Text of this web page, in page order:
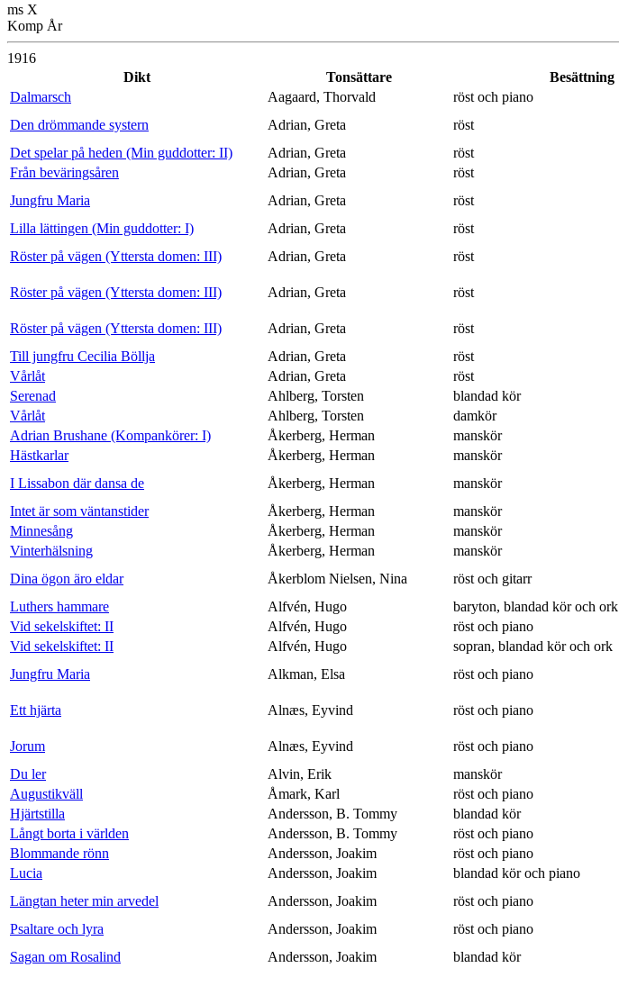
ms X
Komp År
1916
Dikt
Tonsättare Besättning
Dalmarsch
Aagaard, Thorvald röst och piano
Den drömmande systern
Adrian, Greta röst
Det spelar på heden (Min guddotter: II)
Adrian, Greta röst
Från beväringsåren
Adrian, Greta röst
Jungfru Maria
Adrian, Greta röst
Lilla lättingen (Min guddotter: I)
Adrian, Greta röst
Röster på vägen (Yttersta domen: III)
Adrian, Greta röst
Röster på vägen (Yttersta domen: III)
Adrian, Greta röst
Röster på vägen (Yttersta domen: III)
Adrian, Greta röst
Till jungfru Cecilia Böllja
Adrian, Greta röst
Vårlåt
Adrian, Greta röst
Serenad
Ahlberg, Torsten blandad kör
Vårlåt
Ahlberg, Torsten damkör
Adrian Brushane (Kompankörer: I)
Åkerberg, Herman manskör
Hästkarlar
Åkerberg, Herman manskör
I Lissabon där dansa de
Åkerberg, Herman manskör
Intet är som väntanstider
Åkerberg, Herman manskör
Minnesång
Åkerberg, Herman manskör
Vinterhälsning
Åkerberg, Herman manskör
Dina ögon äro eldar
Åkerblom Nielsen, Nina röst och gitarr
Luthers hammare
Alfvén, Hugo baryton, blandad kör och ork
Vid sekelskiftet: II
Alfvén, Hugo röst och piano
Vid sekelskiftet: II
Alfvén, Hugo sopran, blandad kör och ork
Jungfru Maria
Alkman, Elsa röst och piano
Ett hjärta
Alnæs, Eyvind röst och piano
Jorum
Alnæs, Eyvind röst och piano
Du ler
Alvin, Erik manskör
Augustikväll
Åmark, Karl röst och piano
Hjärtstilla
Andersson, B. Tommy blandad kör
Långt borta i världen
Andersson, B. Tommy röst och piano
Blommande rönn
Andersson, Joakim röst och piano
Lucia
Andersson, Joakim blandad kör och piano
Längtan heter min arvedel
Andersson, Joakim röst och piano
Psaltare och lyra
Andersson, Joakim röst och piano
Sagan om Rosalind
Andersson, Joakim blandad kör